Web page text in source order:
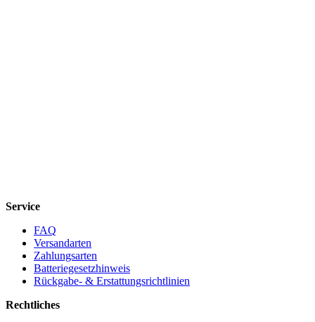
Service
FAQ
Versandarten
Zahlungsarten
Batteriegesetzhinweis
Rückgabe- & Erstattungsrichtlinien
Rechtliches